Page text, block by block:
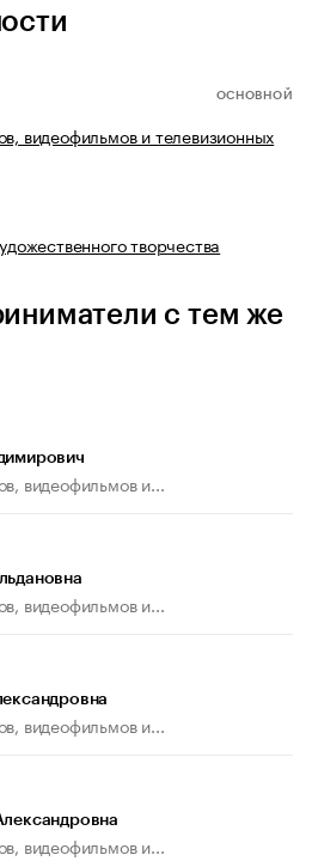
ОСНОВНОЙ
видеофильмов и телевизионных
творчества
с тем же
видеофильмов и...
видеофильмов и...
видеофильмов и...
видеофильмов и...